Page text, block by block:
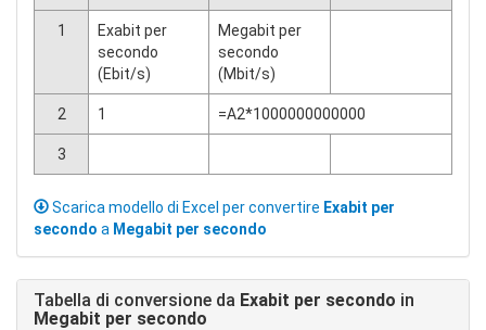
1
Exabit per
secondo
(Ebit/s)
Megabit per
secondo
(Mbit/s)
2 1 =A2*1000000000000
3
Scarica modello di Excel per convertire Exabit per
secondo a Megabit per secondo
Tabella di conversione da Exabit per secondo in
Megabit per secondo